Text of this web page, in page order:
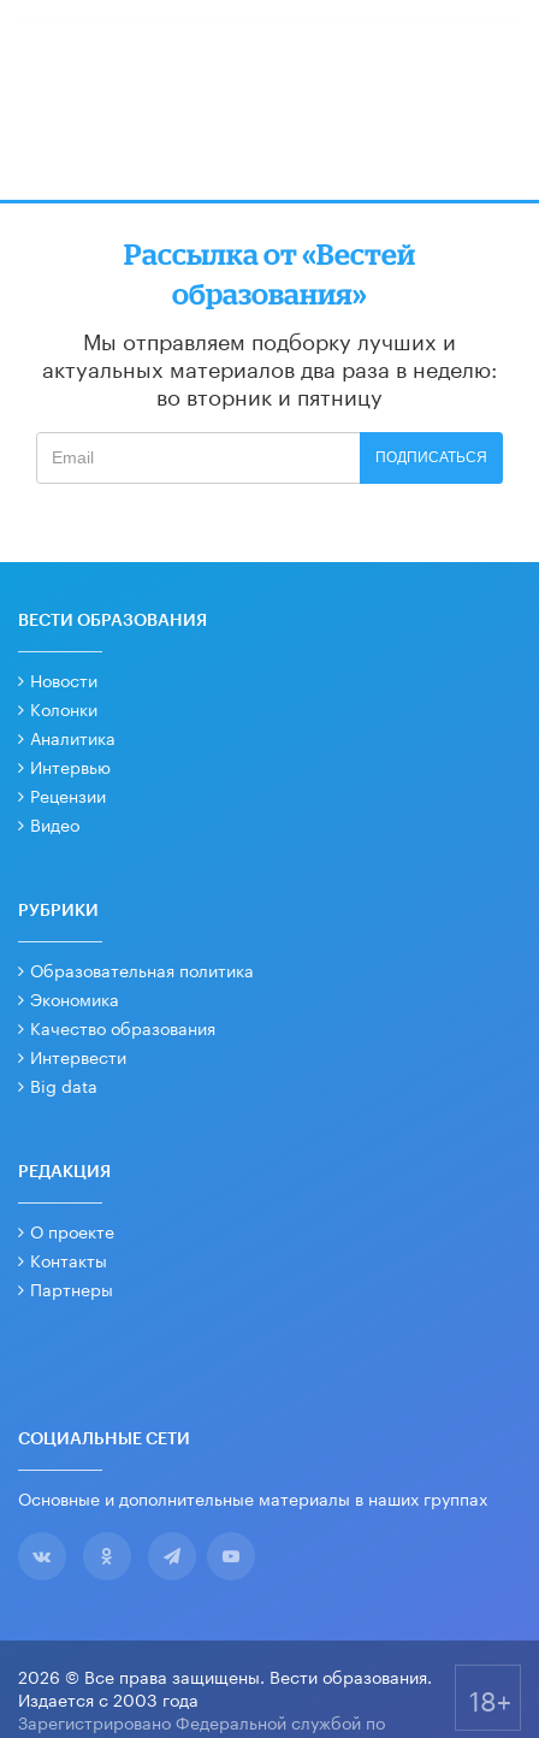
Рассылка от «Вестей
образования»
Мы отправляем подборку лучших и
актуальных материалов два раза в неделю:
во вторник и пятницу
ПОДПИСАТЬСЯ
ВЕСТИ ОБРАЗОВАНИЯ
Новости
Колонки
Аналитика
Интервью
Рецензии
Видео
РУБРИКИ
Образовательная политика
Экономика
Качество образования
Интервести
Big data
РЕДАКЦИЯ
О проекте
Контакты
Партнеры
СОЦИАЛЬНЫЕ СЕТИ
Основные и дополнительные материалы в наших группах
2026 © Все права защищены. Вести образования.
Издается с 2003 года
Зарегистрировано Федеральной службой по
18+